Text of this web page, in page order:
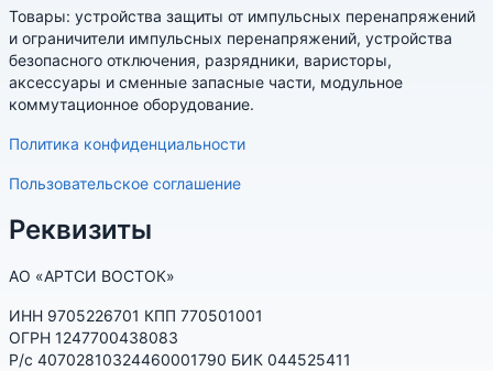
Товары: устройства защиты от импульсных перенапряжений
и ограничители импульсных перенапряжений, устройства
безопасного отключения, разрядники, варисторы,
аксессуары и сменные запасные части, модульное
коммутационное оборудование.
Политика конфиденциальности
Пользовательское соглашение
Реквизиты
АО «АРТСИ ВОСТОК»
ИНН 9705226701 КПП 770501001
ОГРН 1247700438083
Р/с 40702810324460001790 БИК 044525411